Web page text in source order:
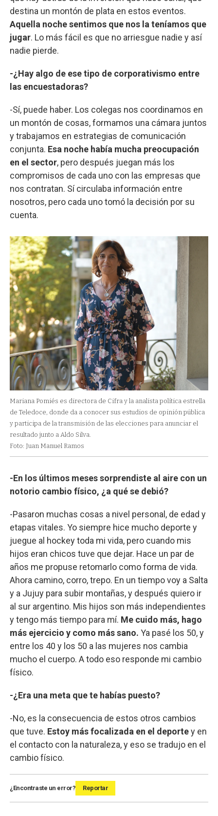
destina un montón de plata en estos eventos.
Aquella noche sentimos que nos la teníamos que
jugar. Lo más fácil es que no arriesgue nadie y así
nadie pierde.
-¿Hay algo de ese tipo de corporativismo entre
las encuestadoras?
-Sí, puede haber. Los colegas nos coordinamos en
un montón de cosas, formamos una cámara juntos
y trabajamos en estrategias de comunicación
conjunta. Esa noche había mucha preocupación
en el sector, pero después juegan más los
compromisos de cada uno con las empresas que
nos contratan. Sí circulaba información entre
nosotros, pero cada uno tomó la decisión por su
cuenta.
Mariana Pomiés es directora de Cifra y la analista política estrella
de Teledoce, donde da a conocer sus estudios de opinión pública
y participa de la transmisión de las elecciones para anunciar el
resultado junto a Aldo Silva.
Foto: Juan Manuel Ramos
-En los últimos meses sorprendiste al aire con un
notorio cambio físico, ¿a qué se debió?
-Pasaron muchas cosas a nivel personal, de edad y
etapas vitales. Yo siempre hice mucho deporte y
juegue al hockey toda mi vida, pero cuando mis
hijos eran chicos tuve que dejar. Hace un par de
años me propuse retomarlo como forma de vida.
Ahora camino, corro, trepo. En un tiempo voy a Salta
y a Jujuy para subir montañas, y después quiero ir
al sur argentino. Mis hijos son más independientes
y tengo más tiempo para mí. Me cuido más, hago
más ejercicio y como más sano. Ya pasé los 50, y
entre los 40 y los 50 a las mujeres nos cambia
mucho el cuerpo. A todo eso responde mi cambio
físico.
-¿Era una meta que te habías puesto?
-No, es la consecuencia de estos otros cambios
que tuve. Estoy más focalizada en el deportey en
el contacto con la naturaleza, y eso se tradujo en el
cambio físico.
¿Encontraste un error? Reportar